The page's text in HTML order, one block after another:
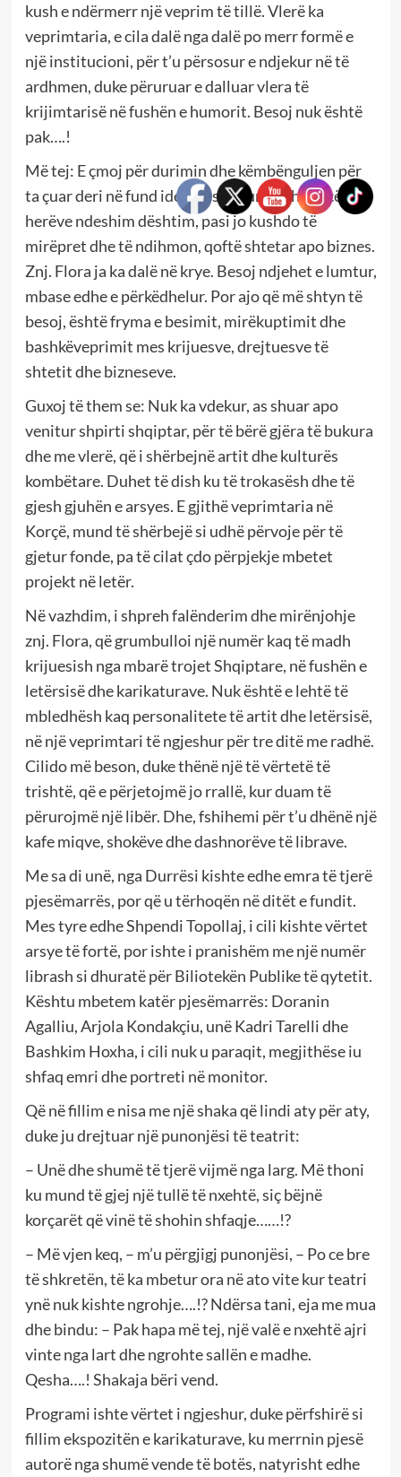
kush e ndërmerr një veprim të tillë. Vlerë ka
veprimtaria, e cila dalë nga dalë po merr formë e
një institucioni, për t’u përsosur e ndjekur në të
ardhmen, duke përuruar e dalluar vlera të
krijimtarisë në fushën e humorit. Besoj nuk është
pak….!
Më tej: E çmoj për durimin dhe këmbënguljen për
ta çuar deri në fund idenë e saj, kur në shumicën e
herëve ndeshim dështim, pasi jo kushdo të
mirëpret dhe të ndihmon, qoftë shtetar apo biznes.
Znj. Flora ja ka dalë në krye. Besoj ndjehet e lumtur,
mbase edhe e përkëdhelur. Por ajo që më shtyn të
besoj, është fryma e besimit, mirëkuptimit dhe
bashkëveprimit mes krijuesve, drejtuesve të
shtetit dhe bizneseve.
Guxoj të them se: Nuk ka vdekur, as shuar apo
venitur shpirti shqiptar, për të bërë gjëra të bukura
dhe me vlerë, që i shërbejnë artit dhe kulturës
kombëtare. Duhet të dish ku të trokasësh dhe të
gjesh gjuhën e arsyes. E gjithë veprimtaria në
Korçë, mund të shërbejë si udhë përvoje për të
gjetur fonde, pa të cilat çdo përpjekje mbetet
projekt në letër.
Në vazhdim, i shpreh falënderim dhe mirënjohje
znj. Flora, që grumbulloi një numër kaq të madh
krijuesish nga mbarë trojet Shqiptare, në fushën e
letërsisë dhe karikaturave. Nuk është e lehtë të
mbledhësh kaq personalitete të artit dhe letërsisë,
në një veprimtari të ngjeshur për tre ditë me radhë.
Cilido më beson, duke thënë një të vërtetë të
trishtë, që e përjetojmë jo rrallë, kur duam të
përurojmë një libër. Dhe, fshihemi për t’u dhënë një
kafe miqve, shokëve dhe dashnorëve të librave.
Me sa di unë, nga Durrësi kishte edhe emra të tjerë
pjesëmarrës, por që u tërhoqën në ditët e fundit.
Mes tyre edhe Shpendi Topollaj, i cili kishte vërtet
arsye të fortë, por ishte i pranishëm me një numër
librash si dhuratë për Biliotekën Publike të qytetit.
Kështu mbetem katër pjesëmarrës: Doranin
Agalliu, Arjola Kondakçiu, unë Kadri Tarelli dhe
Bashkim Hoxha, i cili nuk u paraqit, megjithëse iu
shfaq emri dhe portreti në monitor.
Që në fillim e nisa me një shaka që lindi aty për aty,
duke ju drejtuar një punonjësi të teatrit:
– Unë dhe shumë të tjerë vijmë nga larg. Më thoni
ku mund të gjej një tullë të nxehtë, siç bëjnë
korçarët që vinë të shohin shfaqje……!?
– Më vjen keq, – m’u përgjigj punonjësi, – Po ce bre
të shkretën, të ka mbetur ora në ato vite kur teatri
ynë nuk kishte ngrohje….!? Ndërsa tani, eja me mua
dhe bindu: – Pak hapa më tej, një valë e nxehtë ajri
vinte nga lart dhe ngrohte sallën e madhe.
Qesha….! Shakaja bëri vend.
Programi ishte vërtet i ngjeshur, duke përfshirë si
fillim ekspozitën e karikaturave, ku merrnin pjesë
autorë nga shumë vende të botës, natyrisht edhe